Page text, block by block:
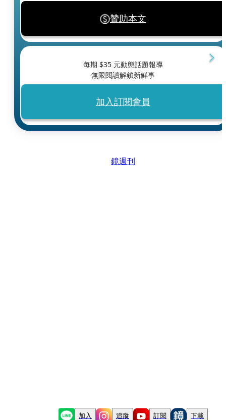
贊助本文
每期 $35 元動態話題報導
無限閱讀解鎖新鮮事
加入訂閱會員
鏡週刊
加入 追蹤 訂閱 下載